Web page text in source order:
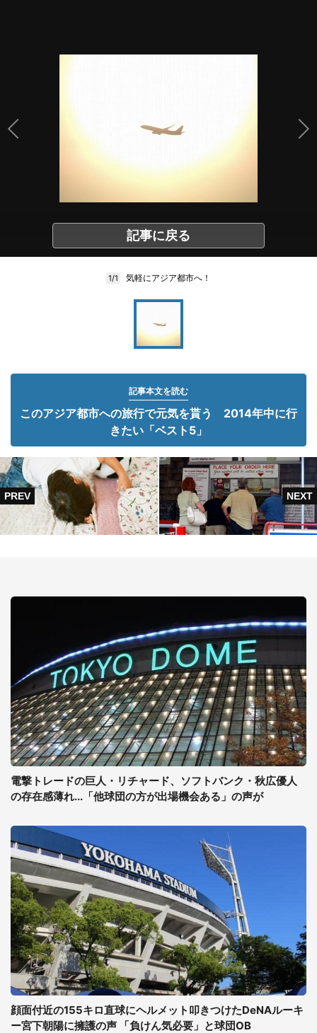
記事に戻る
1/1 気軽にアジア都市へ！
記事本文を読む
このアジア都市への旅行で元気を貰う 2014年中に行
きたい「ベスト5」
電撃トレードの巨人・リチャード、ソフトバンク・秋広優人
の存在感薄れ...「他球団の方が出場機会ある」の声が
顔面付近の155キロ直球にヘルメット叩きつけたDeNAルーキ
ー宮下朝陽に擁護の声 「負けん気必要」と球団OB